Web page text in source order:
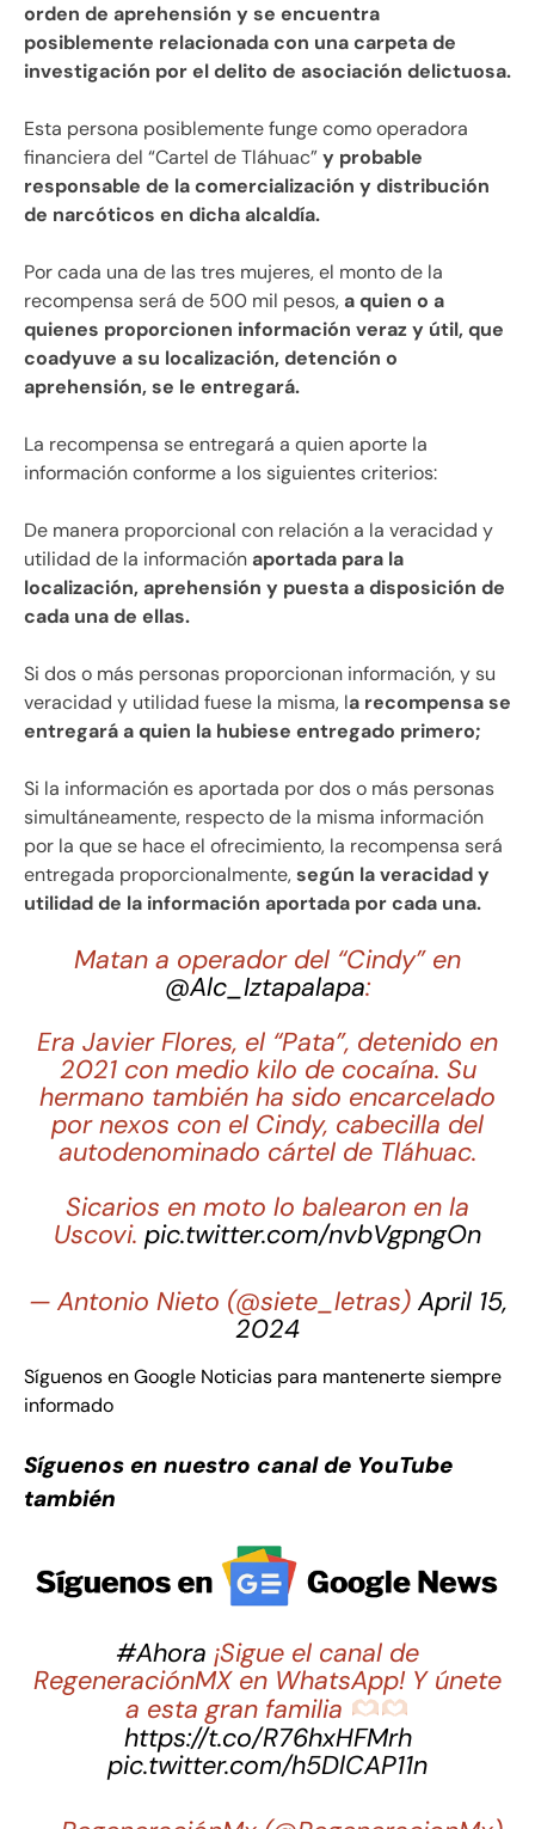
orden de aprehensión y se encuentra
posiblemente relacionada con una carpeta de
investigación por el delito de asociación delictuosa.
Esta persona posiblemente funge como operadora
financiera del “Cartel de Tláhuac” y probable
responsable de la comercialización y distribución
de narcóticos en dicha alcaldía.
Por cada una de las tres mujeres, el monto de la
recompensa será de 500 mil pesos,a quien o a
quienes proporcionen información veraz y útil, que
coadyuve a su localización, detención o
aprehensión, se le entregará.
La recompensa se entregará a quien aporte la
información conforme a los siguientes criterios:
De manera proporcional con relación a la veracidad y
utilidad de la informaciónaportada para la
localización, aprehensión y puesta a disposición de
cada una de ellas.
Si dos o más personas proporcionan información, y su
veracidad y utilidad fuese la misma, la recompensa se
entregará a quien la hubiese entregado primero;
Si la información es aportada por dos o más personas
simultáneamente, respecto de la misma información
por la que se hace el ofrecimiento, la recompensa será
entregada proporcionalmente,según la veracidad y
utilidad de la información aportada por cada una.
Matan a operador del “Cindy” en
@Alc_Iztapalapa:
Era Javier Flores, el “Pata”, detenido en
2021 con medio kilo de cocaína. Su
hermano también ha sido encarcelado
por nexos con el Cindy, cabecilla del
autodenominado cártel de Tláhuac.
Sicarios en moto lo balearon en la
Uscovi. pic.twitter.com/nvbVgpngOn
— Antonio Nieto (@siete_letras) April 15,
2024
Síguenos en Google Noticias para mantenerte siempre
informado
Síguenos en nuestro canal de YouTube
también
#Ahora ¡Sigue el canal de
RegeneraciónMX en WhatsApp! Y únete
a esta gran familia
https://t.co/R76hxHFMrh
pic.twitter.com/h5DlCAP11n